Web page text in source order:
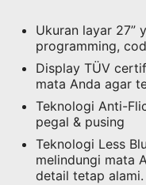
Ukuran layar 27”
programming,
Display TÜV
mata Anda agar
Teknologi Anti-
pegal & pusing
Teknologi Less
melindungi mata
detail tetap alami.